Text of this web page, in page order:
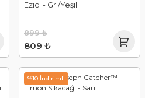
Ezici - Gri/Yeşil
809 ₺
899 ₺
%10 İndirimli